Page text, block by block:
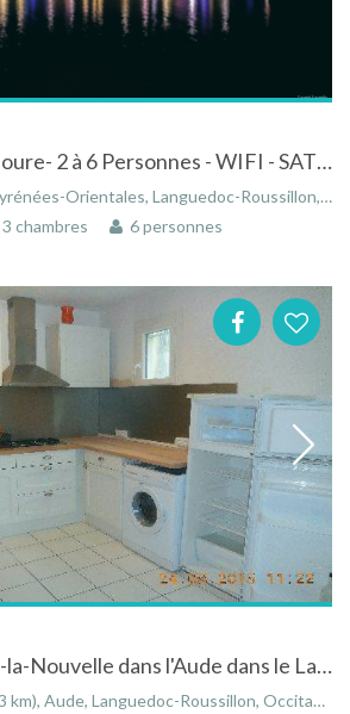
Maison vieux Collioure- 2 à 6 Personnes - WIFI - SAT - PROCHES DES PLAGES -
Orientales, Languedoc-Roussillon, Occitanie, France
3 chambres 6 personnes
Joli pavillon à Port-la-Nouvelle dans l'Aude dans le Languedoc-Roussillon
Aude, Languedoc-Roussillon, Occitanie, France